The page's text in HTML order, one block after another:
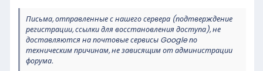
Письма, отправленные с нашего сервера (подтверждение
регистрации, ссылки для восстановления доступа), не
доставляются на почтовые сервисы Google по
техническим причинам, не зависящим от администрации
форума.